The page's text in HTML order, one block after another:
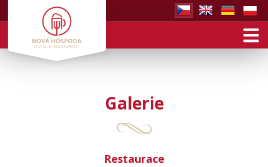
Galerie
Restaurace